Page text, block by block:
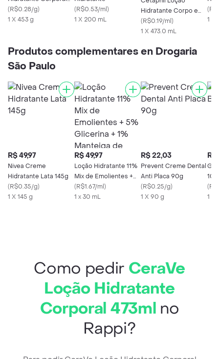
Peles Secas a
Extrassecas 454g
(R$0.28/g)
1 X 453 g
(R$0.53/ml)
1 X 200 mL
Hidratante Corpo e
Rosto
(R$0.19/ml)
1 X 473.0 mL
(
1 X
Produtos complementares en Drogaria
São Paulo
R$ 49,97
Nivea Creme
Hidratante Lata 145g
(R$0.35/g)
1 X 145 g
R$ 49,97
Loção Hidratante 11%
Mix de Emolientes +
5% Glicerina + 1%
Manteiga de Abacate
(R$1.67/ml)
1 x 30 mL
R$ 22,03
Prevent Creme Dental
Anti Placa 90g
(R$0.25/g)
1 X 90 g
R$
(
1 X
Como pedir CeraVe
Loção Hidratante
Corporal 473ml no
Rappi?